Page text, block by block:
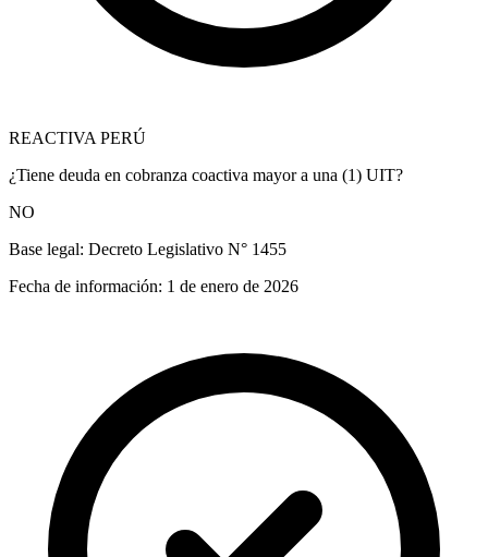
REACTIVA PERÚ
¿Tiene deuda en cobranza coactiva mayor a una (1) UIT?
NO
Base legal: Decreto Legislativo N° 1455
Fecha de información: 1 de enero de 2026